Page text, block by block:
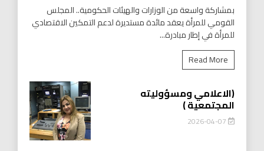
بمشاركة واسعة من الوزارات والهيئات الحكومية.. المجلس
القومي للمرأة يعقد مائدة مستديرة لدعم التمكين الاقتصادي
للمرأة في إطار مبادرة...
Read More
(الاعلامي ومسؤوليته
المجتمعية )
2026-04-07